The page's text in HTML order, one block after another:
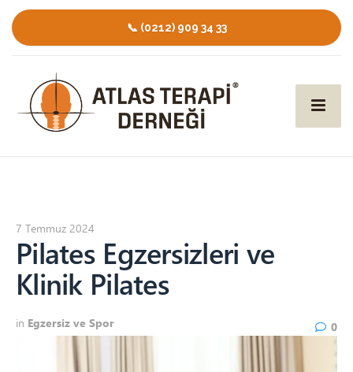
📞 (0212) 909 34 33
7 Temmuz 2024
Pilates Egzersizleri ve
Klinik Pilates
in Egzersiz ve Spor 0